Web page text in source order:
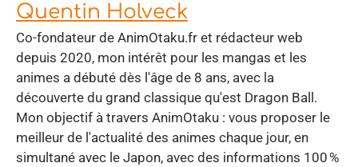
Quentin Holveck
Co-fondateur de AnimOtaku.fr et rédacteur web
depuis 2020, mon intérêt pour les mangas et les
animes a débuté dès l'âge de 8 ans, avec la
découverte du grand classique qu'est Dragon Ball.
Mon objectif à travers AnimOtaku : vous proposer le
meilleur de l'actualité des animes chaque jour, en
simultané avec le Japon, avec des informations 100 %